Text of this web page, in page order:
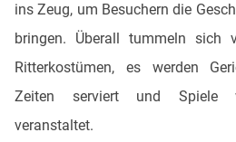
ins Zeug, um Besuchern die
bringen. Überall tummeln sich
Ritterkostümen, es werden
Zeiten serviert und Spiele
veranstaltet.